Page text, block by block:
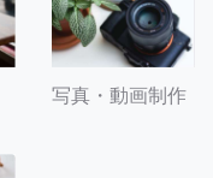
写真・動画制作